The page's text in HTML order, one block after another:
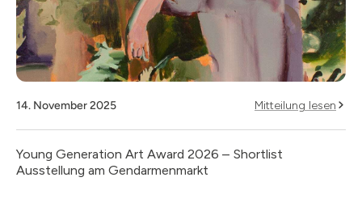
14. November 2025 Mitteilung lesen
Young Generation Art Award 2026 – Shortlist
Ausstellung am Gendarmenmarkt